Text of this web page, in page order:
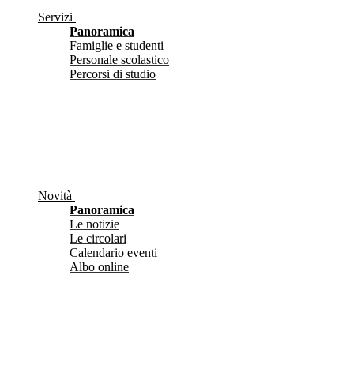
Servizi
Panoramica
Famiglie e studenti
Personale scolastico
Percorsi di studio
Novità
Panoramica
Le notizie
Le circolari
Calendario eventi
Albo online